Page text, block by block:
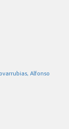
Alfonso